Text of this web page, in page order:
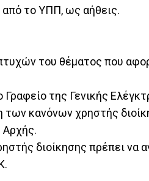
από το ΥΠΠ, ως αήθεις.
του θέματος που
της Γενικής
των κανόνων χρηστής
Αρχής.
διοίκησης πρέπει να